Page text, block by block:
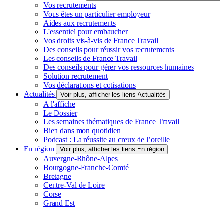
Vos recrutements
Vous êtes un particulier employeur
Aides aux recrutements
L'essentiel pour embaucher
Vos droits vis-à-vis de France Travail
Des conseils pour réussir vos recrutements
Les conseils de France Travail
Des conseils pour gérer vos ressources humaines
Solution recrutement
Vos déclarations et cotisations
Actualités
Voir plus, afficher les liens Actualités
A l'affiche
Le Dossier
Les semaines thématiques de France Travail
Bien dans mon quotidien
Podcast : La réussite au creux de l’oreille
En région
Voir plus, afficher les liens En région
Auvergne-Rhône-Alpes
Bourgogne-Franche-Comté
Bretagne
Centre-Val de Loire
Corse
Grand Est